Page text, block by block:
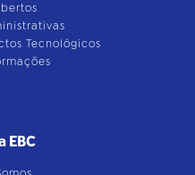
Tecnológicos
EBC